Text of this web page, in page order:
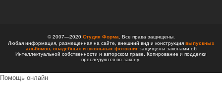
© 2007—2020 Студия Форма . Все права защищены.
Любая информация, размещенная на сайте, внешний вид и конструкция выпускных
альбомов, свадебных и школьных фотокнигзащищены законами об
Интеллектуальной собственности и авторском праве. Копирование и подделки
преследуются по закону.
Помощь онлайн